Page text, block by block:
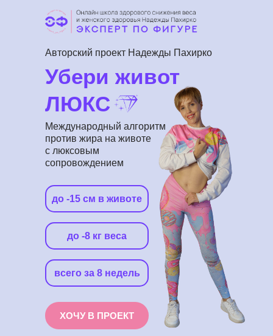
Авторский проект Надежды Пахирко
Убери живот
ЛЮКС
Международный алгоритм
против жира на животе
с люксовым
сопровождением
ХОЧУ В ПРОЕКТ
всего за 8 недель
до -8 кг веса
до -15 см в животе